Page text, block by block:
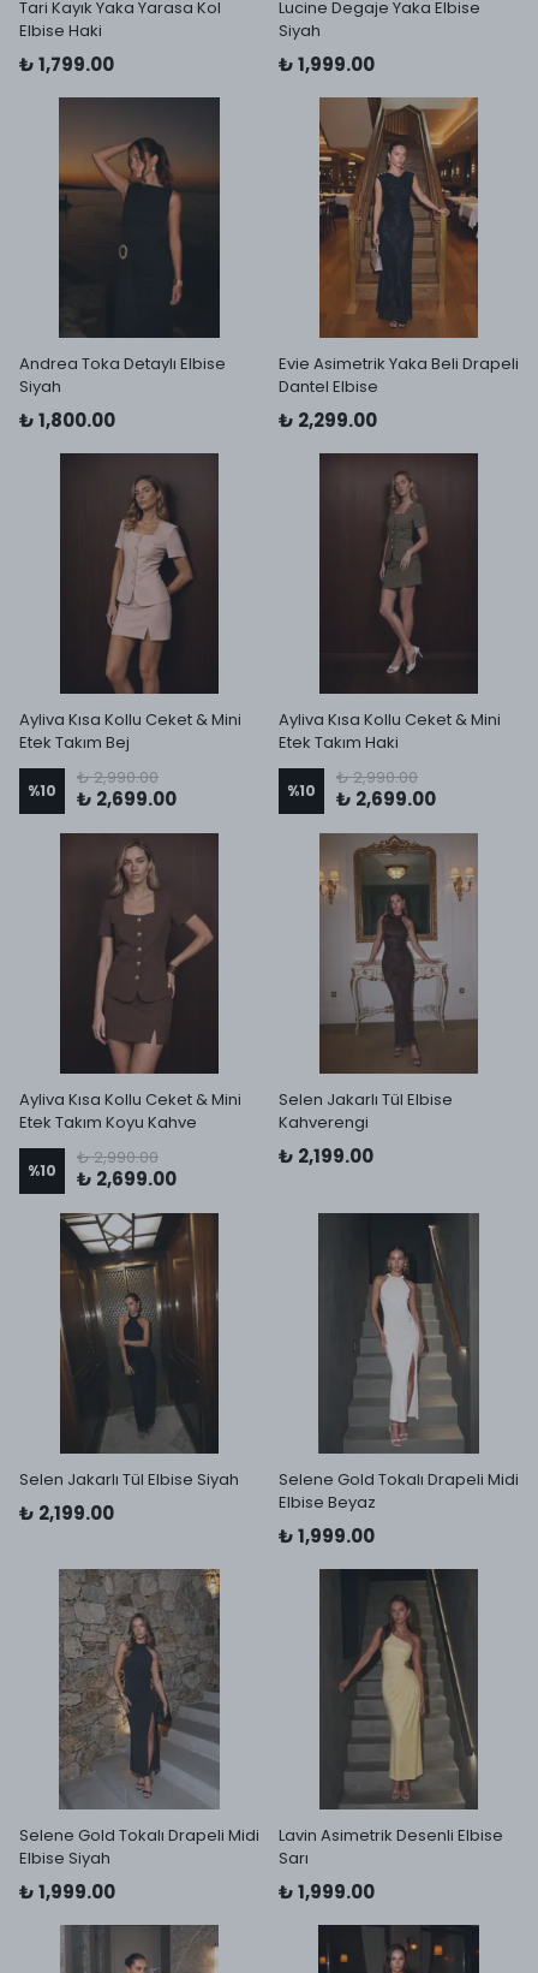
Tari Kayık Yaka Yarasa Kol
Elbise Haki
₺ 1,799.00
Lucine Degaje Yaka Elbise
Siyah
₺ 1,999.00
Andrea Toka Detaylı Elbise
Siyah
₺ 1,800.00
Evie Asimetrik Yaka Beli Drapeli
Dantel Elbise
₺ 2,299.00
Ayliva Kısa Kollu Ceket & Mini
Etek Takım Bej
%10
₺ 2,990.00
₺ 2,699.00
Ayliva Kısa Kollu Ceket & Mini
Etek Takım Haki
%10
₺ 2,990.00
₺ 2,699.00
Ayliva Kısa Kollu Ceket & Mini
Etek Takım Koyu Kahve
%10
₺ 2,990.00
₺ 2,699.00
Selen Jakarlı Tül Elbise
Kahverengi
₺ 2,199.00
Selen Jakarlı Tül Elbise Siyah
₺ 2,199.00
Selene Gold Tokalı Drapeli Midi
Elbise Beyaz
₺ 1,999.00
Selene Gold Tokalı Drapeli Midi
Elbise Siyah
₺ 1,999.00
Lavin Asimetrik Desenli Elbise
Sarı
₺ 1,999.00